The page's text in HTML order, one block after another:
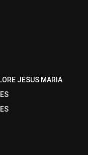
JESUS MARIA